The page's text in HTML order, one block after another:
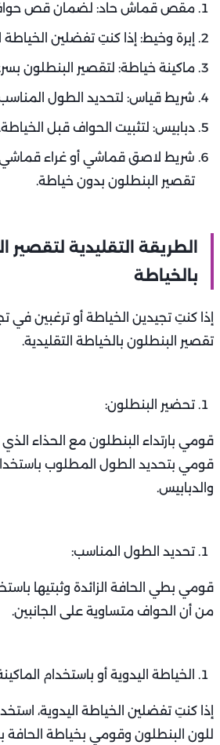
مقص قماش حاد: لضمان قص
إبرة وخيط: إذا كنتِ تفضلين الخياطة
ماكينة خياطة: لتقصير البنطلون
شريط قياس: لتحديد الطول
دبابيس: لتثبيت الحواف قبل
شريط لاصق قماشي أو غراء
تقصير البنطلون بدون خياطة.
الطريقة التقليدية لتقصير
بالخياطة
إذا كنتِ تجيدين الخياطة أو ترغبين
تقصير البنطلون بالخياطة التقليدية.
تحضير البنطلون:
قومي بارتداء البنطلون مع الحذاء
قومي بتحديد الطول المطلوب
والدبابيس.
تحديد الطول المناسب:
قومي بطي الحافة الزائدة وثبتيها
من أن الحواف متساوية على الجانبين.
الخياطة اليدوية أو باستخدام
إذا كنتِ تفضلين الخياطة اليدوية،
للون البنطلون وقومي بخياطة